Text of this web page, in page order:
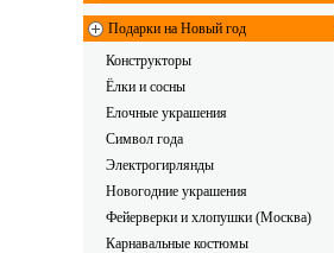
Подарки на Новый год
Конструкторы
Ёлки и сосны
Елочные украшения
Символ года
Электрогирлянды
Новогодние украшения
Фейерверки и хлопушки (Москва)
Карнавальные костюмы